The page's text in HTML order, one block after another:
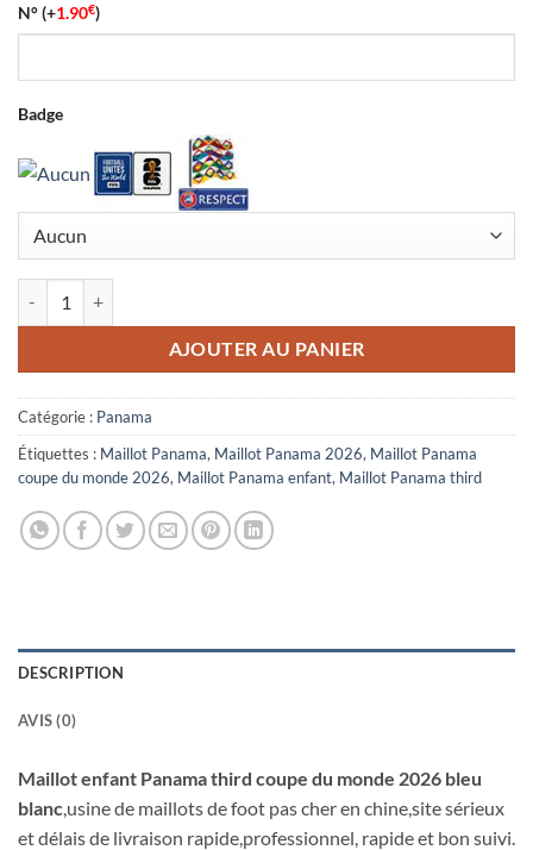
N°(+1.90€)
Badge
quantité de Maillot Enfant Panama Third Coupe du Monde 2026 Bleu
AJOUTER AU PANIER
Catégorie : Panama
Étiquettes : Maillot Panama, Maillot Panama 2026, Maillot Panama
coupe du monde 2026, Maillot Panama enfant, Maillot Panama third
DESCRIPTION
AVIS (0)
Maillot enfant Panama third coupe du monde 2026 bleu
blanc ,usine de maillots de foot pas cher en chine,site sérieux
et délais de livraison rapide,professionnel, rapide et bon suivi.